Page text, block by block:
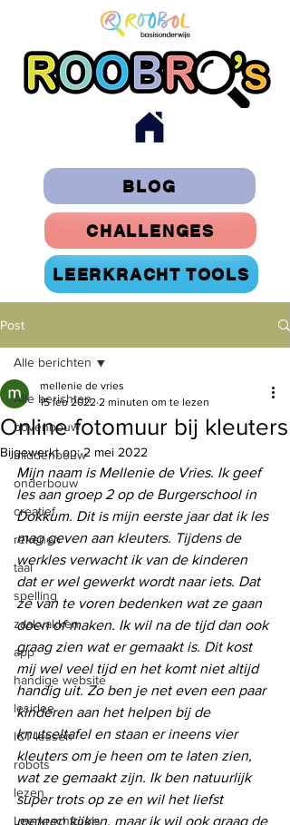
LEERKRACHT TOOLS
CHALLENGES
BLOG
Post
Alle berichten
bovenbouw
middenbouw
onderbouw
creatief
rekenen
taal
spelling
zaakvakken
app
handige website
lesidee
ICT lessen
robots
lezen
Leerkrachttools
Alle berichten
Online fotomuur bij kleuters
mellenie de vries
15 feb 2022 2 minuten om te lezen
Bijgewerkt op:2 mei 2022
Mijn naam is Mellenie de Vries. Ik geef
les aan groep 2 op de Burgerschool in
Dokkum. Dit is mijn eerste jaar dat ik les
mag geven aan kleuters. Tijdens de
werkles verwacht ik van de kinderen
dat er wel gewerkt wordt naar iets. Dat
ze van te voren bedenken wat ze gaan
doen of maken. Ik wil na de tijd dan ook
graag zien wat er gemaakt is. Dit kost
mij wel veel tijd en het komt niet altijd
handig uit. Zo ben je net even een paar
kinderen aan het helpen bij de
knutseltafel en staan er ineens vier
kleuters om je heen om te laten zien,
wat ze gemaakt zijn. Ik ben natuurlijk
super trots op ze en wil het liefst
meteen kijken, maar ik wil ook graag de